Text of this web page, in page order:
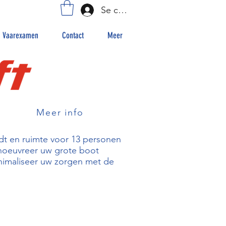
Se connecter
Vaarexamen Contact Meer
Meer info
en ruimte voor 13 personen
uw grote boot
uw zorgen met de